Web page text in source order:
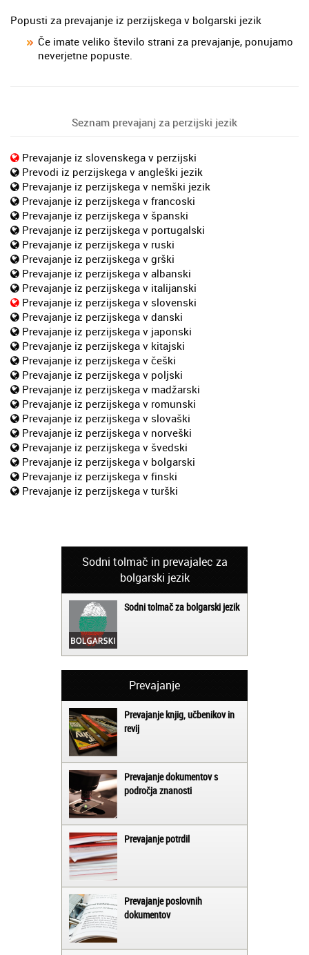
Popusti za prevajanje iz perzijskega v bolgarski jezik
Če imate veliko število strani za prevajanje, ponujamo
neverjetne popuste.
Seznam prevajanj za perzijski jezik
Prevajanje iz slovenskega v perzijski
Prevodi iz perzijskega v angleški jezik
Prevajanje iz perzijskega v nemški jezik
Prevajanje iz perzijskega v francoski
Prevajanje iz perzijskega v španski
Prevajanje iz perzijskega v portugalski
Prevajanje iz perzijskega v ruski
Prevajanje iz perzijskega v grški
Prevajanje iz perzijskega v albanski
Prevajanje iz perzijskega v italijanski
Prevajanje iz perzijskega v slovenski
Prevajanje iz perzijskega v danski
Prevajanje iz perzijskega v japonski
Prevajanje iz perzijskega v kitajski
Prevajanje iz perzijskega v češki
Prevajanje iz perzijskega v poljski
Prevajanje iz perzijskega v madžarski
Prevajanje iz perzijskega v romunski
Prevajanje iz perzijskega v slovaški
Prevajanje iz perzijskega v norveški
Prevajanje iz perzijskega v švedski
Prevajanje iz perzijskega v bolgarski
Prevajanje iz perzijskega v finski
Prevajanje iz perzijskega v turški
Sodni tolmač in prevajalec za
bolgarski jezik
Sodni tolmač za bolgarski jezik
Prevajanje
Prevajanje knjig, učbenikov in
revij
Prevajanje dokumentov s
področja znanosti
Prevajanje potrdil
Prevajanje poslovnih
dokumentov